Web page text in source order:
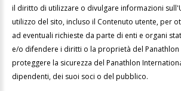
il diritto di utilizzare o divulgare informazioni
utilizzo del sito, incluso il Contenuto utente, per
ad eventuali richieste da parte di enti e organi
e/o difendere i diritti o la proprietà del
proteggere la sicurezza del Panathlon
dipendenti, dei suoi soci o del pubblico.